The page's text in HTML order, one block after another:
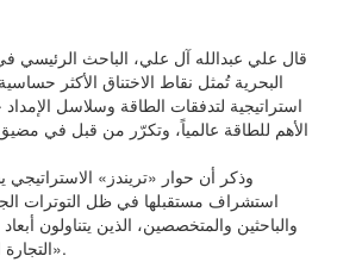
قال علي عبدالله آل علي، الباحث الرئيسي
استراتيجية لتدفقات الطاقة وسلاسل
الأهم للطاقة عالمياً، وتكرّر من قبل في
وذكر أن حوار «تريندز»
استشراف مستقبلها في ظل التوترات
والباحثين والمتخصصين، الذين يتناولون
التجارة العالمية؟»، والثانية بعنوان «الأمن والقانون الدولي.. هل يستطيع العالم حماية شرايينه؟».